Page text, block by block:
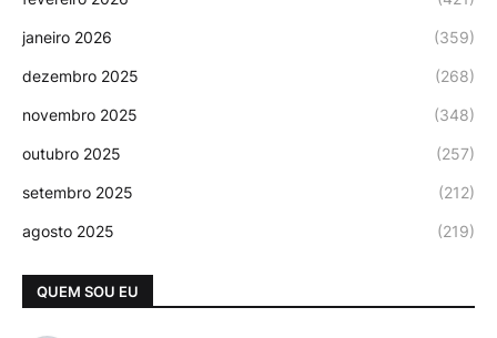
janeiro 2026 (359)
dezembro 2025 (268)
novembro 2025 (348)
outubro 2025 (257)
setembro 2025 (212)
agosto 2025 (219)
QUEM SOU EU